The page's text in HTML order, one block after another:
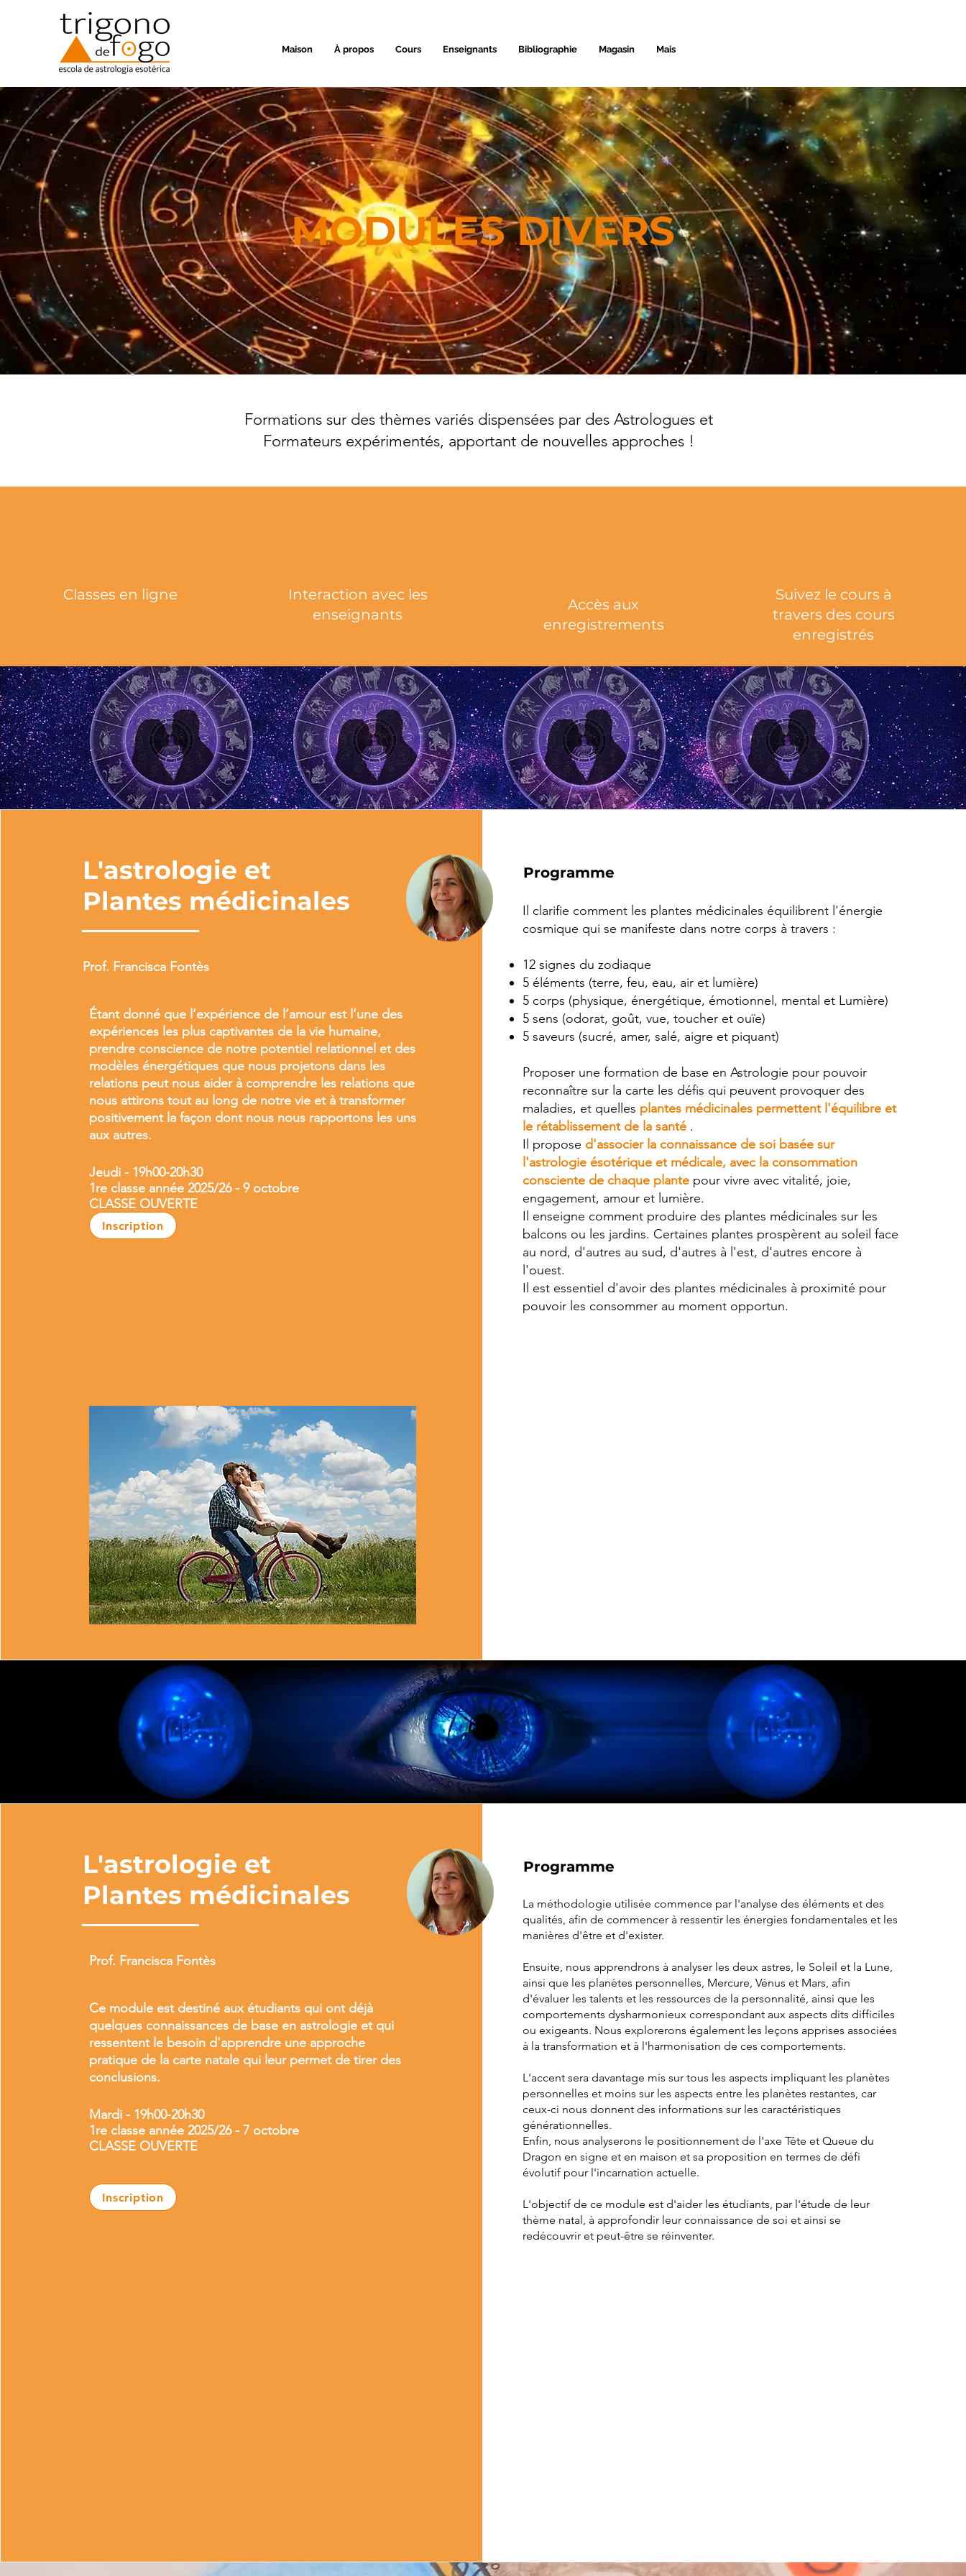
Maison À propos Cours Enseignants Bibliographie Magasin Mais
MODULES DIVERS
Formations sur des thèmes variés dispensées par des Astrologues et
Formateurs expérimentés, apportant de nouvelles approches !
Classes en ligne
Interaction avec les
enseignants
Accès aux
enregistrements
Suivez le cours à
travers des cours
enregistrés
L'astrologie et
Plantes médicinales
Prof. Francisca Fontès
Étant donné que l’expérience de l’amour est l’une des
expériences les plus captivantes de la vie humaine,
prendre conscience de notre potentiel relationnel et des
modèles énergétiques que nous projetons dans les
relations peut nous aider à comprendre les relations que
nous attirons tout au long de notre vie et à transformer
positivement la façon dont nous nous rapportons les uns
aux autres.
Jeudi - 19h00-20h30
1re classe année 2025/26 - 9 octobre
CLASSE OUVERTE
Inscription
Programme
Il clarifie comment les plantes médicinales équilibrent l'énergie
cosmique qui se manifeste dans notre corps à travers :
12 signes du zodiaque
5 éléments (terre, feu, eau, air et lumière)
5 corps (physique, énergétique, émotionnel, mental et Lumière)
5 sens (odorat, goût, vue, toucher et ouïe)
5 saveurs (sucré, amer, salé, aigre et piquant)
Proposer une formation de base en Astrologie pour pouvoir
reconnaître sur la carte les défis qui peuvent provoquer des
maladies, et quelles plantes médicinales permettent l'équilibre et
le rétablissement de la santé .
Il propose d'associer la connaissance de soi basée sur
l'astrologie ésotérique et médicale, avec la consommation
consciente de chaque plante pour vivre avec vitalité, joie,
engagement, amour et lumière.
Il enseigne comment produire des plantes médicinales sur les
balcons ou les jardins. Certaines plantes prospèrent au soleil face
au nord, d'autres au sud, d'autres à l'est, d'autres encore à
l'ouest.
Il est essentiel d'avoir des plantes médicinales à proximité pour
pouvoir les consommer au moment opportun.
L'astrologie et
Plantes médicinales
Prof. Francisca Fontès
Ce module est destiné aux étudiants qui ont déjà
quelques connaissances de base en astrologie et qui
ressentent le besoin d'apprendre une approche
pratique de la carte natale qui leur permet de tirer des
conclusions.
Mardi - 19h00-20h30
1re classe année 2025/26 - 7 octobre
CLASSE OUVERTE
Inscription
Programme
La méthodologie utilisée commence par l'analyse des éléments et des
qualités, afin de commencer à ressentir les énergies fondamentales et les
manières d'être et d'exister.
Ensuite, nous apprendrons à analyser les deux astres, le Soleil et la Lune,
ainsi que les planètes personnelles, Mercure, Vénus et Mars, afin
d'évaluer les talents et les ressources de la personnalité, ainsi que les
comportements dysharmonieux correspondant aux aspects dits difficiles
ou exigeants. Nous explorerons également les leçons apprises associées
à la transformation et à l'harmonisation de ces comportements.
L'accent sera davantage mis sur tous les aspects impliquant les planètes
personnelles et moins sur les aspects entre les planètes restantes, car
ceux-ci nous donnent des informations sur les caractéristiques
générationnelles.
Enfin, nous analyserons le positionnement de l'axe Tête et Queue du
Dragon en signe et en maison et sa proposition en termes de défi
évolutif pour l'incarnation actuelle.
L'objectif de ce module est d'aider les étudiants, par l'étude de leur
thème natal, à approfondir leur connaissance de soi et ainsi se
redécouvrir et peut-être se réinventer.